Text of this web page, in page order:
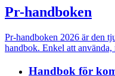
Pr-handboken
Pr-handboken 2026 är den
handbok. Enkel att
Handbok för